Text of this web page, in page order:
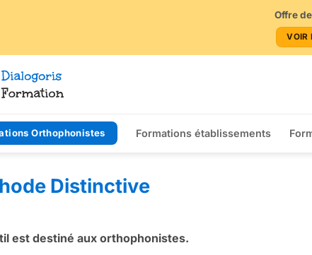
Offre
VOIR
Orthophonistes Formations établissements
Distinctive
est destiné aux orthophonistes.